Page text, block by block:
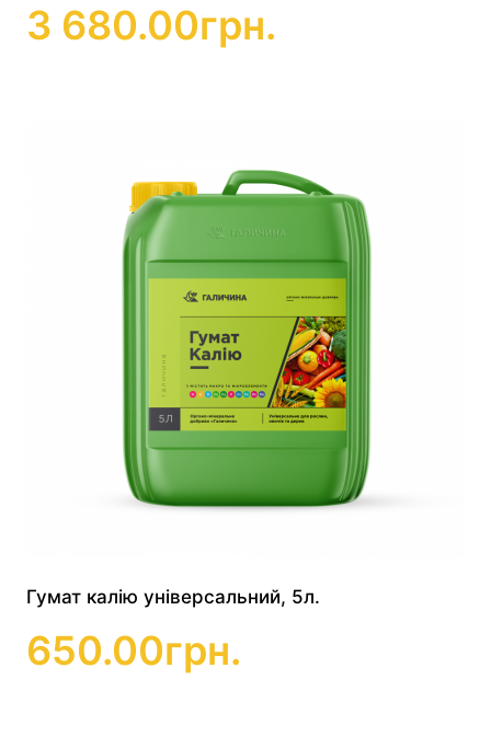
3 680.00грн.
Гумат калію універсальний, 5л.
650.00грн.